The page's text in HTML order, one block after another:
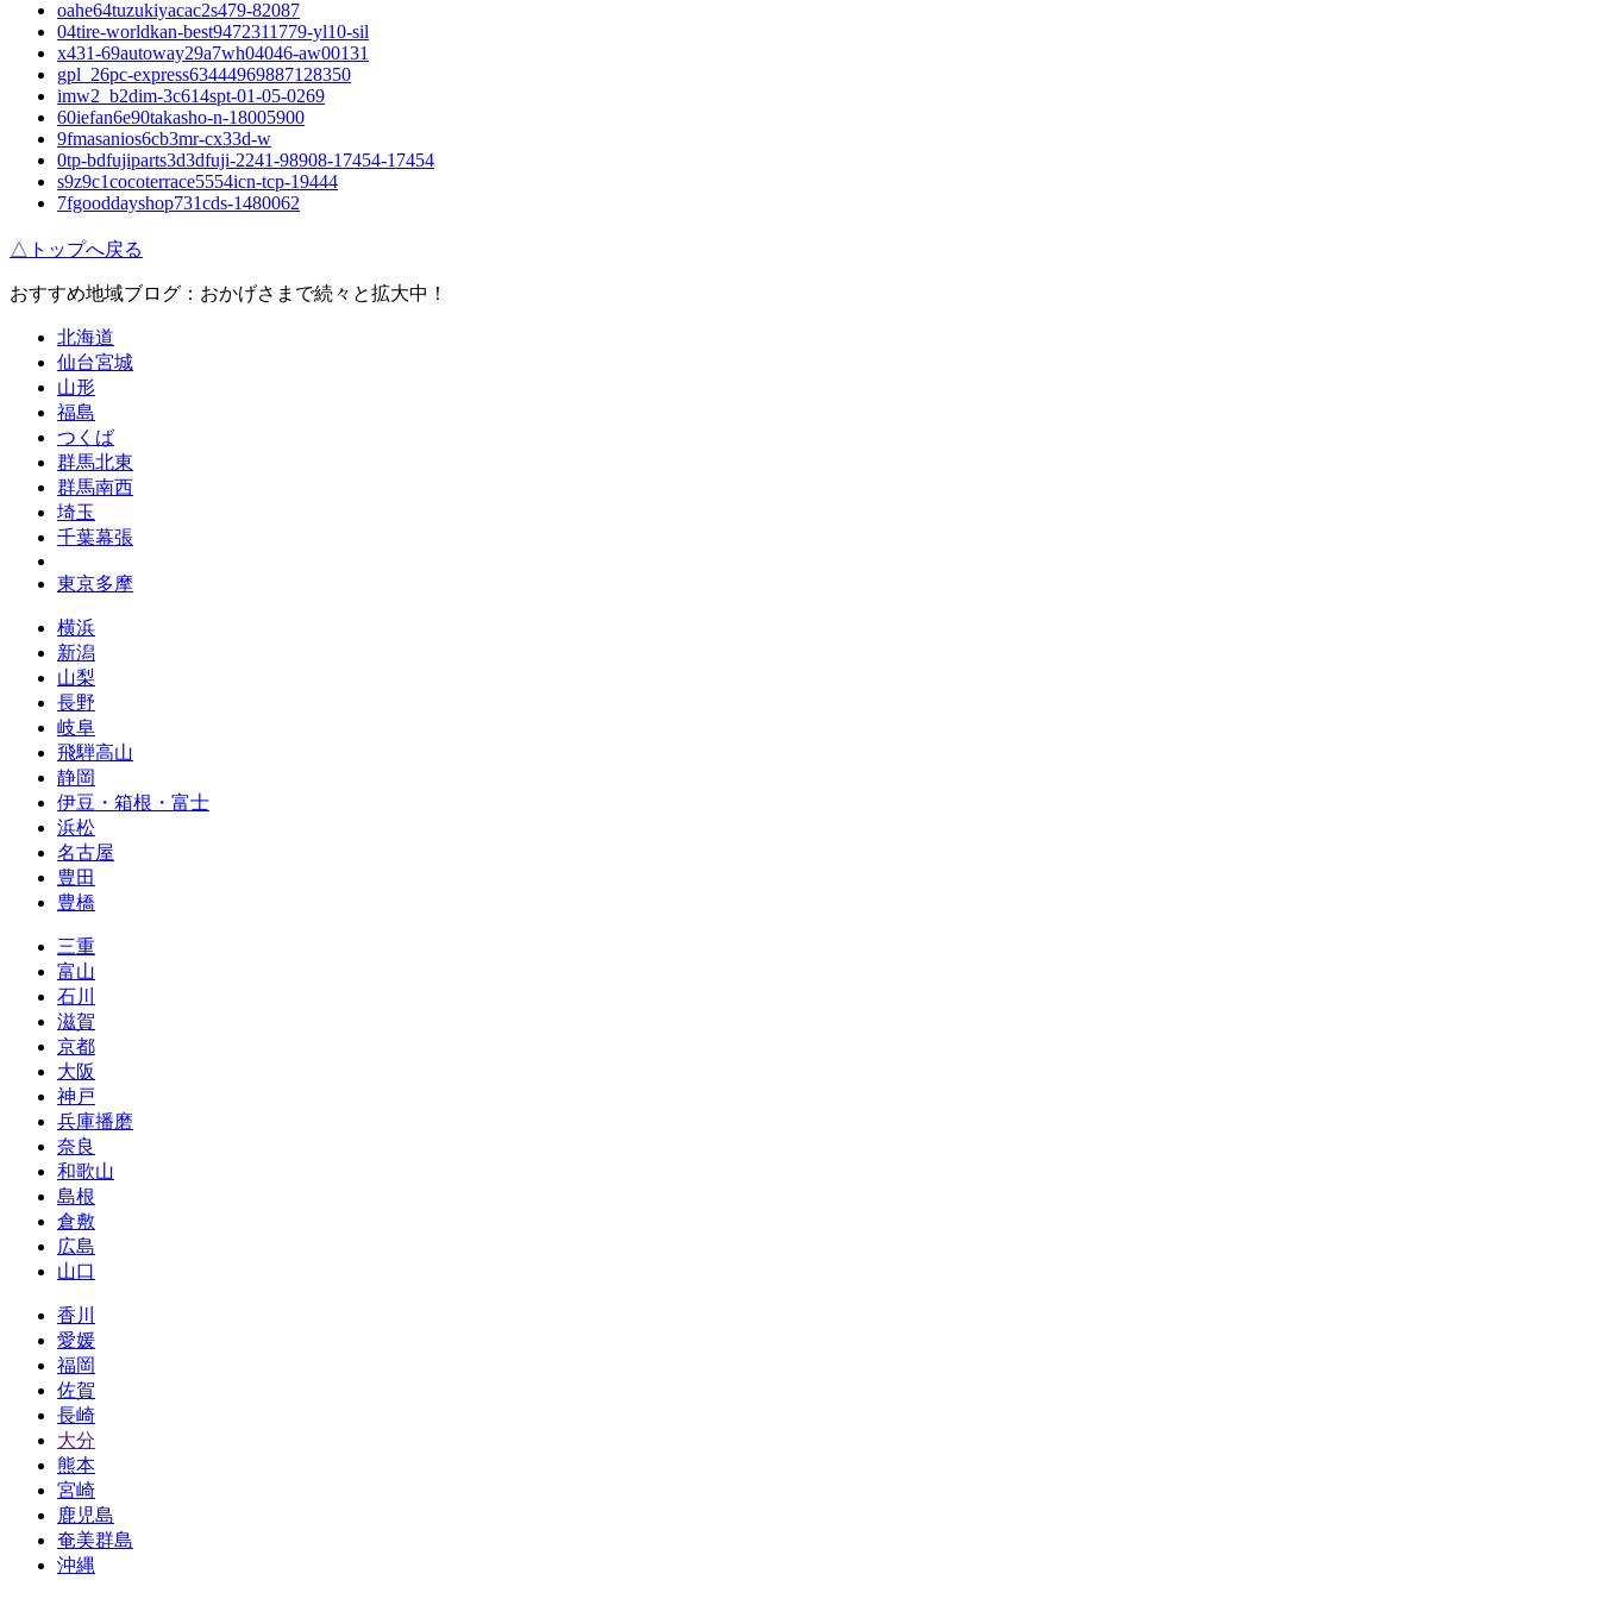
oahe64tuzukiyacac2s479-82087
04tire-worldkan-best9472311779-yl10-sil
x431-69autoway29a7wh04046-aw00131
gpl_26pc-express63444969887128350
imw2_b2dim-3c614spt-01-05-0269
60iefan6e90takasho-n-18005900
9fmasanios6cb3mr-cx33d-w
0tp-bdfujiparts3d3dfuji-2241-98908-17454-17454
s9z9c1cocoterrace5554icn-tcp-19444
7fgooddayshop731cds-1480062
△トップへ戻る
おすすめ地域ブログ：おかげさまで続々と拡大中！
北海道
仙台宮城
山形
福島
つくば
群馬北東
群馬南西
埼玉
千葉幕張
東京多摩
横浜
新潟
山梨
長野
岐阜
飛騨高山
静岡
伊豆・箱根・富士
浜松
名古屋
豊田
豊橋
三重
富山
石川
滋賀
京都
大阪
神戸
兵庫播磨
奈良
和歌山
島根
倉敷
広島
山口
香川
愛媛
福岡
佐賀
長崎
大分
熊本
宮崎
鹿児島
奄美群島
沖縄